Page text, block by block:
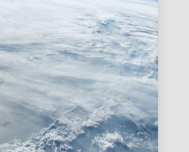
TOEKENNEN AAN